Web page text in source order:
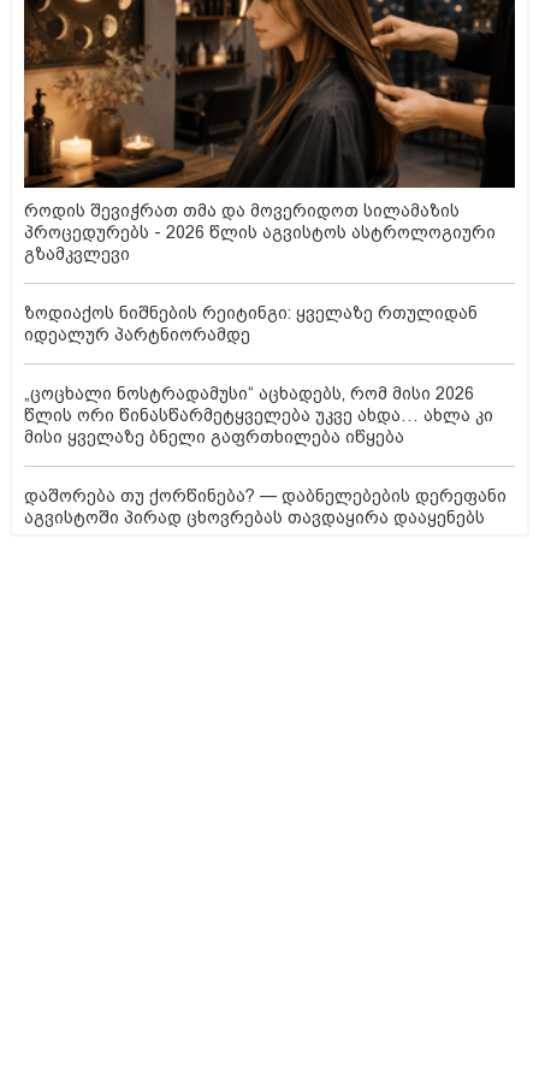
როდის შევიჭრათ თმა და მოვერიდოთ სილამაზის
პროცედურებს - 2026 წლის აგვისტოს ასტროლოგიური
გზამკვლევი
ზოდიაქოს ნიშნების რეიტინგი: ყველაზე რთულიდან
იდეალურ პარტნიორამდე
„ცოცხალი ნოსტრადამუსი“ აცხადებს, რომ მისი 2026
წლის ორი წინასწარმეტყველება უკვე ახდა… ახლა კი
მისი ყველაზე ბნელი გაფრთხილება იწყება
დაშორება თუ ქორწინება? — დაბნელებების დერეფანი
აგვისტოში პირად ცხოვრებას თავდაყირა დააყენებს